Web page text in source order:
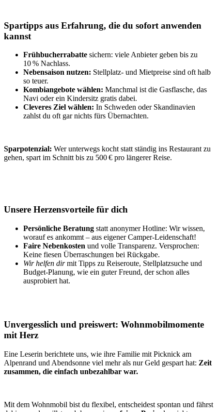
Spartipps aus Erfahrung, die du sofort anwenden
kannst
Frühbucherrabatte sichern: viele Anbieter geben bis zu
10 % Nachlass.
Nebensaison nutzen: Stellplatz- und Mietpreise sind oft halb
so teuer.
Kombiangebote wählen: Manchmal ist die Gasflasche, das
Navi oder ein Kindersitz gratis dabei.
Cleveres Ziel wählen: In Schweden oder Skandinavien
zahlst du oft gar nichts fürs Übernachten.
Sparpotenzial: Wer unterwegs kocht statt ständig ins Restaurant zu
gehen, spart im Schnitt bis zu 500 € pro längerer Reise.
Unsere Herzensvorteile für dich
Persönliche Beratung statt anonymer Hotline: Wir wissen,
worauf es ankommt – aus eigener Camper-Leidenschaft!
Faire Nebenkosten und volle Transparenz. Versprochen:
Keine fiesen Überraschungen bei Rückgabe.
Wir helfen dirmit Tipps zu Reiseroute, Stellplatzsuche und
Budget-Planung, wie ein guter Freund, der schon alles
ausprobiert hat.
Unvergesslich und preiswert: Wohnmobilmomente
mit Herz
Eine Leserin berichtete uns, wie ihre Familie mit Picknick am
Alpenrand und Abendsonne viel mehr als nur Geld gespart hat: Zeit
zusammen, die einfach unbezahlbar war.
Mit dem Wohnmobil bist du flexibel, entscheidest spontan und fährst